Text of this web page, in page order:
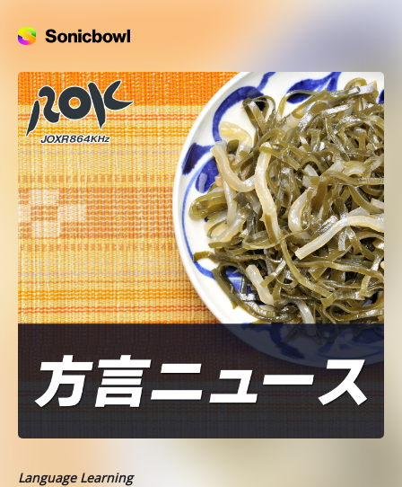
Language Learning